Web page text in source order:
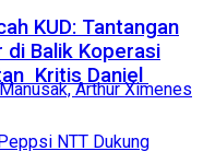
KUD: Tantangan
di Balik Koperasi
Kritis Daniel